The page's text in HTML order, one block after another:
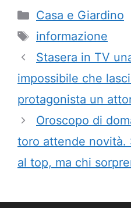
Categorie
Casa e Giardino
Tag
informazione
Stasera in TV
impossibile che
protagonista un
Oroscopo di
toro attende novità.
al top, ma chi